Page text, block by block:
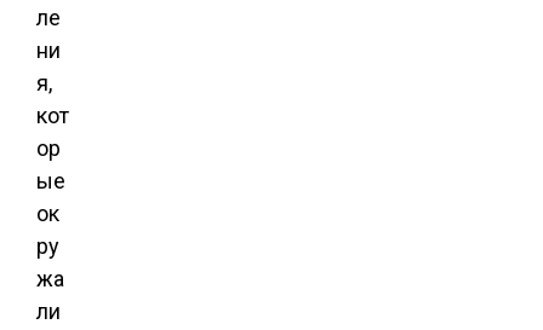
ле
ни
я,
кот
ор
ые
ок
ру
жа
ли